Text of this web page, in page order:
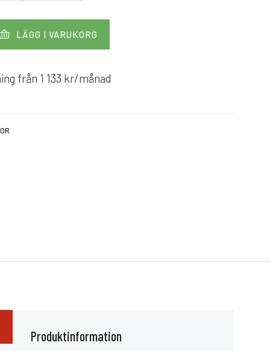
LÄGG I VARUKORG
från 1 133 kr/månad
Produktinformation